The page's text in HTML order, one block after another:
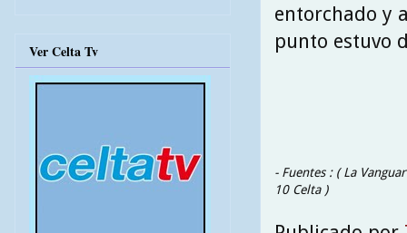
entorchado y
punto estuvo
- Fuentes : ( La
10 Celta )
Ver Celta Tv